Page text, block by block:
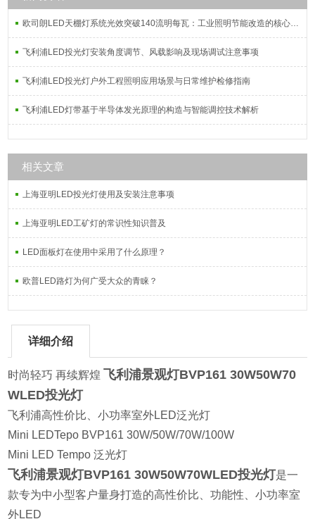
欧司朗LED天棚灯系统光效突破140流明每瓦：工业照明节能改造的核心指标解析
飞利浦LED投光灯安装角度调节、风载影响及现场调试注意事项
飞利浦LED投光灯户外工程照明应用场景与日常维护检修指南
飞利浦LED灯带基于半导体发光原理的构造与智能调控技术解析
相关文章
上海亚明LED投光灯使用及安装注意事项
上海亚明LED工矿灯的常识性知识普及
LED面板灯在使用中采用了什么原理？
欧普LED路灯为何广受大众的青睐？
详细介绍
时尚轻巧 再续辉煌
飞利浦景观灯BVP161 30W50W70
WLED投光灯
飞利浦高性价比、小功率室外LED泛光灯
Mini LEDTepo BVP161 30W/50W/70W/100W
Mini LED Tempo 泛光灯
飞利浦景观灯BVP161 30W50W70WLED投光灯是一
款专为中小型客户量身打造的高性价比、功能性、小功率室
外LED